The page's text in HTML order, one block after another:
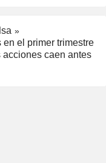
el primer trimestre
caen antes